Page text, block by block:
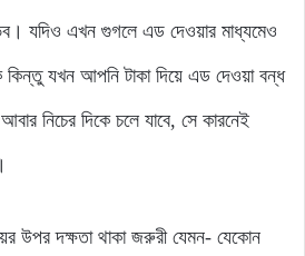
যদিও এখন গুগলে এড দেওয়ার মাধ্যমেও
কিন্তু যখন আপনি টাকা দিয়ে এড দেওয়া বন্ধ
নিচের দিকে চলে যাবে, সে কারনেই
উপর দক্ষতা থাকা জরুরী যেমন- যেকোন